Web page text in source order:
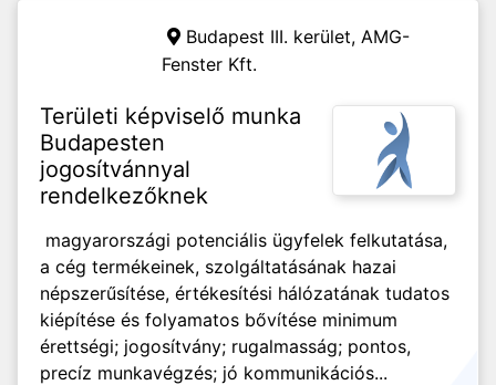
Budapest III. kerület, AMG-
Fenster Kft.
Területi képviselő munka
Budapesten
jogosítvánnyal
rendelkezőknek
magyarországi potenciális ügyfelek felkutatása,
a cég termékeinek, szolgáltatásának hazai
népszerűsítése, értékesítési hálózatának tudatos
kiépítése és folyamatos bővítése minimum
érettségi; jogosítvány; rugalmasság; pontos,
precíz munkavégzés; jó kommunikációs...